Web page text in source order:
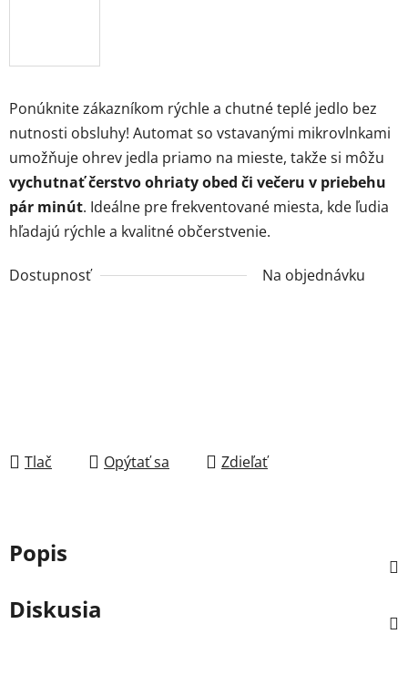
Ponúknite zákazníkom rýchle a chutné teplé jedlo bez
nutnosti obsluhy! Automat so vstavanými mikrovlnkami
umožňuje ohrev jedla priamo na mieste, takže si môžu
vychutnať čerstvo ohriaty obed či večeru v priebehu
pár minút. Ideálne pre frekventované miesta, kde ľudia
hľadajú rýchle a kvalitné občerstvenie.
Dostupnosť Na objednávku
Tlač Opýtať sa Zdieľať
Popis
Diskusia